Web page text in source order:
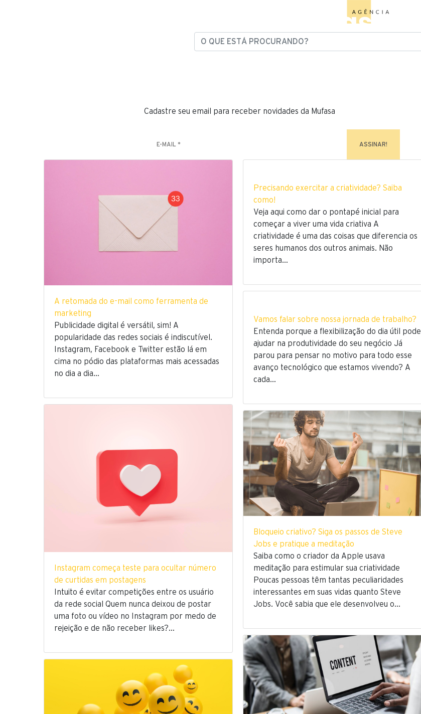
O QUE ESTÁ PROCURANDO?
Cadastre seu email para receber novidades da Mufasa
A retomada do e-mail como ferramenta de
marketing
Publicidade digital é versátil, sim! A
popularidade das redes sociais é indiscutível.
Instagram, Facebook e Twitter estão lá em
cima no pódio das plataformas mais acessadas
no dia a dia…
Instagram começa teste para ocultar número
de curtidas em postagens
Intuito é evitar competições entre os usuário
da rede social Quem nunca deixou de postar
uma foto ou vídeo no Instagram por medo de
rejeição e de não receber likes?…
Precisando exercitar a criatividade? Saiba
como!
Veja aqui como dar o pontapé inicial para
começar a viver uma vida criativa A
criatividade é uma das coisas que diferencia os
seres humanos dos outros animais. Não
importa…
Vamos falar sobre nossa jornada de trabalho?
Entenda porque a flexibilização do dia útil pode
ajudar na produtividade do seu negócio Já
parou para pensar no motivo para todo esse
avanço tecnológico que estamos vivendo? A
cada…
Bloqueio criativo? Siga os passos de Steve
Jobs e pratique a meditação
Saiba como o criador da Apple usava
meditação para estimular sua criatividade
Poucas pessoas têm tantas peculiaridades
interessantes em suas vidas quanto Steve
Jobs. Você sabia que ele desenvolveu o…